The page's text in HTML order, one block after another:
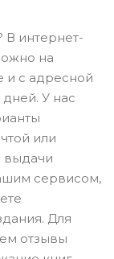
В интернет-
на
и с адресной
У нас
или
выдачи
сервисом,
Для
отзывы